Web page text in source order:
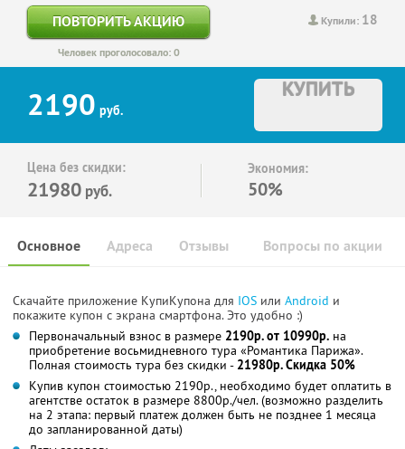
Купили: 18
ПОВТОРИТЬ АКЦИЮ
Человек проголосовало: 0
2190 руб.
КУПИТЬ
Цена без скидки:
21980 руб.
Экономия:
50%
Основное Отзывы Вопросы по акции
Адреса
Скачайте приложение КупиКупона для IOS или Android и
покажите купон с экрана смартфона. Это удобно :)
Первоначальный взнос в размере 2190р. от 10990р. на
приобретение восьмидневного тура «Романтика Парижа».
Полная стоимость тура без скидки - 21980р. Скидка 50%
Купив купон стоимостью 2190р., необходимо будет оплатить в
агентстве остаток в размере 8800р./чел. (возможно разделить
на 2 этапа: первый платеж должен быть не позднее 1 месяца
до запланированной даты)